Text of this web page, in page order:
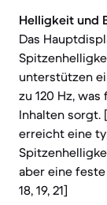
Helligkeit und
Das
unterstützen
zu 120 Hz,
Inhalten sorgt.
erreicht eine
aber eine feste
18, 19, 21]